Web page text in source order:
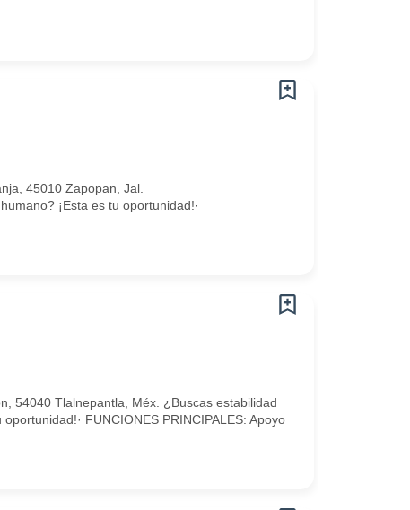
45010 Zapopan, Jal.
¡Esta es tu oportunidad!·
54040 Tlalnepantla, Méx. ¿Buscas estabilidad
FUNCIONES PRINCIPALES: Apoyo